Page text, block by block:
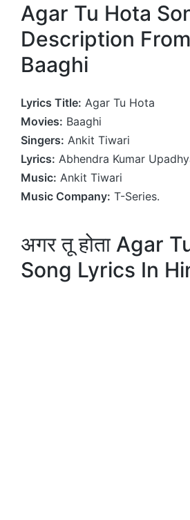
Agar Tu Hota
Description
Baaghi
Lyrics Title: Agar Tu Hota
Movies: Baaghi
Singers: Ankit Tiwari
Lyrics: Abhendra Kumar
Music: Ankit Tiwari
Music Company: T-Series.
अगर तू होता Agar
Song Lyrics In